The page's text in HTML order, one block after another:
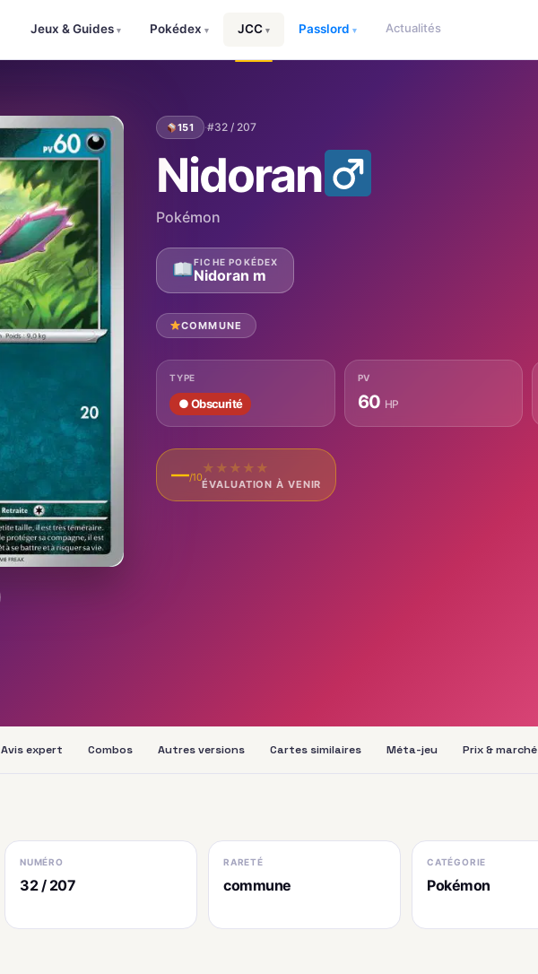
Jeux & Guides ▾ Pokédex ▾ JCC ▾ Passlord ▾ Actualités
151 ·#32 / 207
Nidoran
Pokémon
FICHE POKÉDEX
Nidoran m
COMMUNE
TYPE
● Obscurité
PV
60 HP
—/10
★ ★ ★ ★ ★
ÉVALUATION À VENIR
Avis expert Combos Autres versions Cartes similaires Méta-jeu Prix & marché
NUMÉRO
32 / 207
RARETÉ
commune
CATÉGORIE
Pokémon